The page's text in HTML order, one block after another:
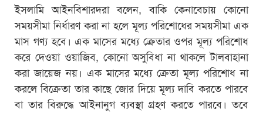
ইসলামি আইনবিশারদরা বলেন, বাকি কেনাবেচায় কোনো
সময়সীমা নির্ধারণ করা না হলে মূল্য পরিশোধের সময়সীমা এক
মাস গণ্য হবে। এক মাসের মধ্যে ক্রেতার ওপর মূল্য পরিশোধ
করে দেওয়া ওয়াজিব, কোনো অসুবিধা না থাকলে টালবাহানা
করা জায়েজ নয়। এক মাসের মধ্যে ক্রেতা মূল্য পরিশোধ না
করলে বিক্রেতা তার কাছে জোর দিয়ে মূল্য দাবি করতে পারবে
বা তার বিরুদ্ধে আইনানুগ ব্যবস্থা গ্রহণ করতে পারবে। তবে